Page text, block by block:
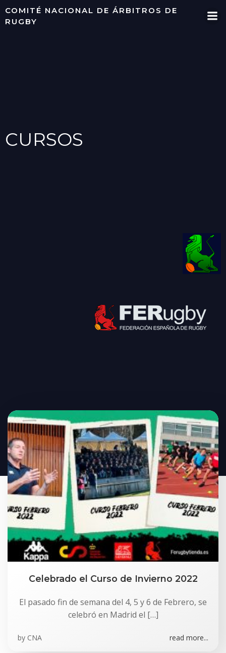
Saltar
COMITÉ NACIONAL DE ÁRBITROS DE
RUGBY
CURSOS
Celebrado el Curso de Invierno 2022
El pasado fin de semana del 4, 5 y 6 de Febrero, se
celebró en Madrid el […]
by CNA read more...